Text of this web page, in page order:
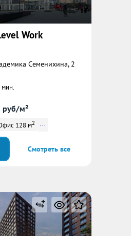
Work
Семенихина, 2
руб/м²
128 м2 ...
Смотреть все